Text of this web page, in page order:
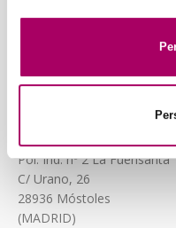
Pol. Ind. nº 2 La Fuensanta
C/ Urano, 26
28936 Móstoles
(MADRID)